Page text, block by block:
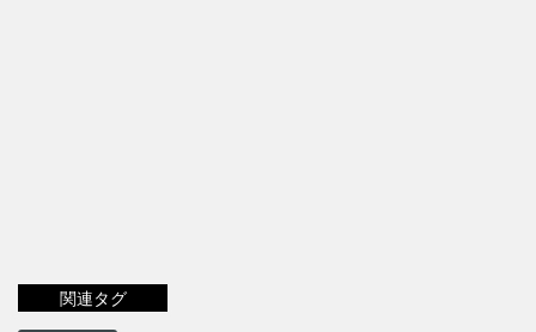
関連タグ